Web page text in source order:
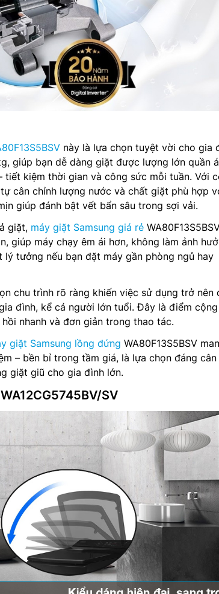
này là lựa chọn tuyệt vời cho gia
giúp bạn dễ dàng giặt được lượng lớn quần
kiệm thời gian và công sức mỗi tuần. Với
cân chỉnh lượng nước và chất giặt phù hợp
giúp đánh bật vết bẩn sâu trong sợi vải.
giặt, máy giặt Samsung giá rẻ
giúp máy chạy êm ái hơn, không làm ảnh
tưởng nếu bạn đặt máy gần phòng ngủ hay
chu trình rõ ràng khiến việc sử dụng trở nên
đình, kể cả người lớn tuổi. Đây là điểm
nhanh và đơn giản trong thao tác.
giặt Samsung lồng đứng WA80F13S5BSV
– bền bỉ trong tầm giá, là lựa chọn đáng cân
giặt giũ cho gia đình lớn.
SV